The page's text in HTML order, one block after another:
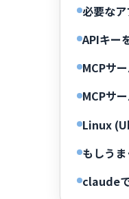
必要な
APIキー
MCPサ
MCPサ
Linux
もしう
claude